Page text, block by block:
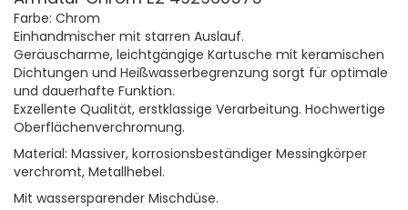
Farbe: Chrom
Einhandmischer mit starren Auslauf.
Geräuscharme, leichtgängige Kartusche mit keramischen
Dichtungen und Heißwasserbegrenzung sorgt für optimale
und dauerhafte Funktion.
Exzellente Qualität, erstklassige Verarbeitung. Hochwertige
Oberflächenverchromung.
Material: Massiver, korrosionsbeständiger Messingkörper
verchromt, Metallhebel.
Mit wassersparender Mischdüse.